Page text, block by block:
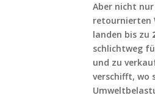
Aber nicht
retournierten
landen bis zu
schlichtweg
und zu
verschifft, wo